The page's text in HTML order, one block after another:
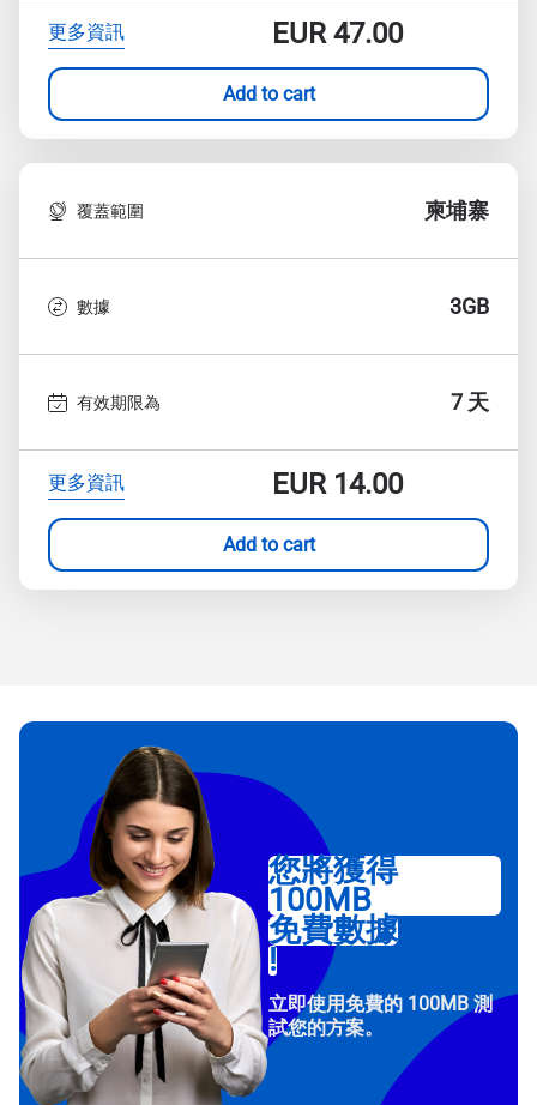
更多資訊 EUR47.00
Add to cart
覆蓋範圍 柬埔寨
數據 3GB
有效期限為 7 天
更多資訊 EUR14.00
Add to cart
您將獲得
100MB
免費數據
!
立即使用免費的 100MB 測
試您的方案。